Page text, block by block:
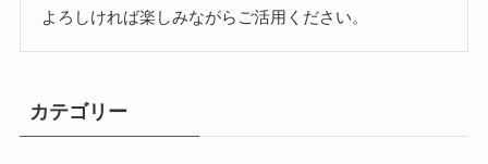
よろしければ楽しみながらご活用ください。
カテゴリー